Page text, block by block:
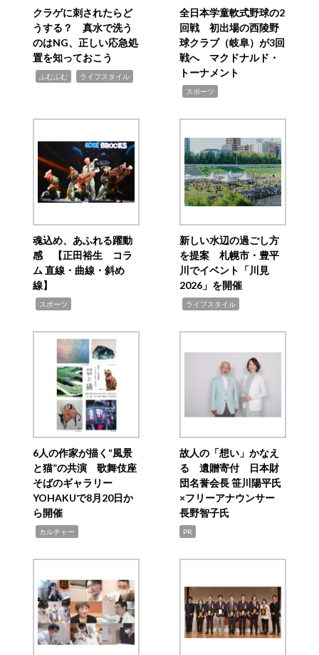
クラゲに刺されたらど
うする？ 真水で洗う
のはNG、正しい応急処
置を知っておこう
ふむふむ ライフスタイル
全日本学童軟式野球の2
回戦 初出場の西陵野
球クラブ（岐阜）が3回
戦へ マクドナルド・
トーナメント
スポーツ
魂込め、あふれる躍動
感 【正田裕生 コラ
ム 直線・曲線・斜め
線】
スポーツ
新しい水辺の過ごし方
を提案 札幌市・豊平
川でイベント「川見
2026」を開催
ライフスタイル
6人の作家が描く“風景
と猫”の共演 歌舞伎座
そばのギャラリー
YOHAKUで8月20日か
ら開催
カルチャー
故人の「想い」かなえ
る 遺贈寄付 日本財
団名誉会長 笹川陽平氏
×フリーアナウンサー
長野智子氏
PR